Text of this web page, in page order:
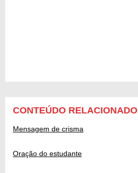
CONTEÚDO RELACIONADO
Mensagem de crisma
Oração do estudante